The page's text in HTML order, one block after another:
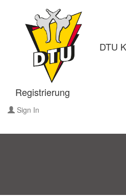
DTU
Registrierung
Sign In